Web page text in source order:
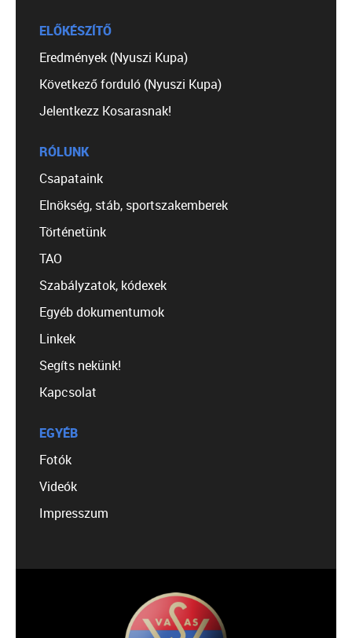
ELŐKÉSZÍTŐ
Eredmények (Nyuszi Kupa)
Következő forduló (Nyuszi Kupa)
Jelentkezz Kosarasnak!
RÓLUNK
Csapataink
Elnökség, stáb, sportszakemberek
Történetünk
TAO
Szabályzatok, kódexek
Egyéb dokumentumok
Linkek
Segíts nekünk!
Kapcsolat
EGYÉB
Fotók
Videók
Impresszum